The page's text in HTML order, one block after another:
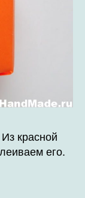
красной
его.